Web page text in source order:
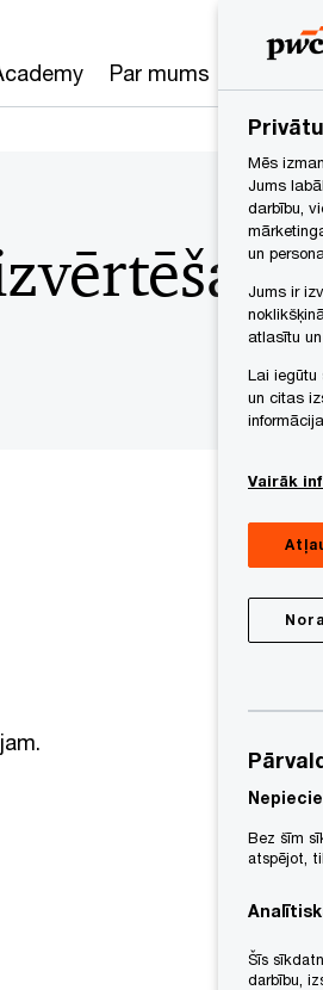
Par mums
Mēs
Jums
darbību,
un
Jums ir
atlasītu
Lai iegūtu
un citas
Vairāk
Bez šīm
atspējot,
Šīs
darbību,